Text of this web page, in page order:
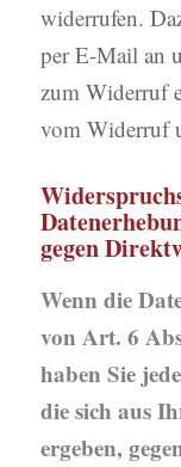
widerrufen.
per E-Mail an
zum Widerruf
vom Widerruf
gegen
Wenn die
von Art. 6
haben Sie
die sich aus
ergeben,